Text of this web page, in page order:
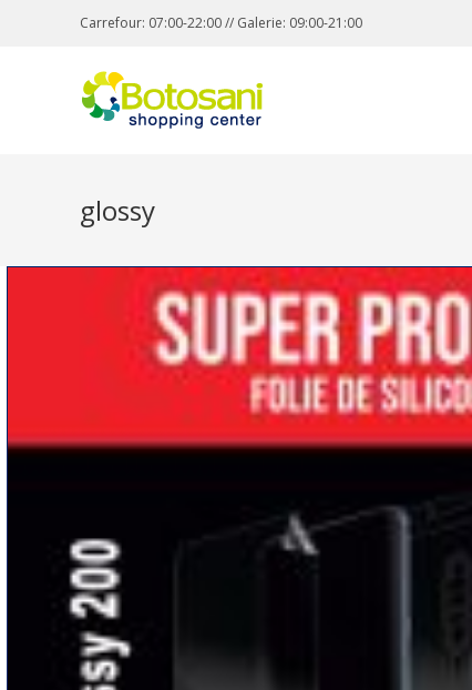
Carrefour: 07:00-22:00 // Galerie: 09:00-21:00
glossy